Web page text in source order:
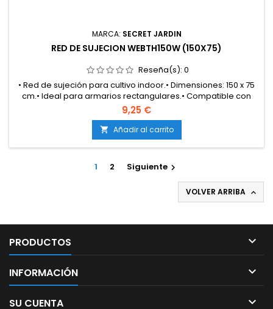
MARCA: SECRET JARDIN
RED DE SUJECION WEBTH150W (150X75)
Reseña(s): 0
• Red de sujeción para cultivo indoor.• Dimensiones: 150 x 75
cm.• Ideal para armarios rectangulares.• Compatible con
técnica SCROG.• Material resistente y duradero.
9,25 €
 Añadir al carrito
1 2 Siguiente 
VOLVER ARRIBA 
PRODUCTOS 
INFORMACIÓN 
SU CUENTA 